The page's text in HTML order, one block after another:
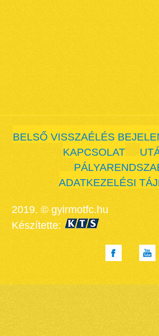
BELSŐ VISSZAÉLÉS
KAPCSOLAT
ADATKEZELÉSI
2019. © gyirmotfc.hu
Készítette: